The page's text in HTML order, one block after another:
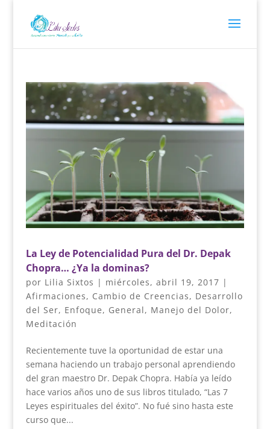
La Ley de Potencialidad Pura del Dr. Depak
Chopra… ¿Ya la dominas?
por Lilia Sixtos | miércoles, abril 19, 2017 |
Afirmaciones, Cambio de Creencias, Desarrollo
del Ser, Enfoque, General, Manejo del Dolor,
Meditación
Recientemente tuve la oportunidad de estar una
semana haciendo un trabajo personal aprendiendo
del gran maestro Dr. Depak Chopra. Había ya leído
hace varios años uno de sus libros titulado, “Las 7
Leyes espirituales del éxito”. No fué sino hasta este
curso que...